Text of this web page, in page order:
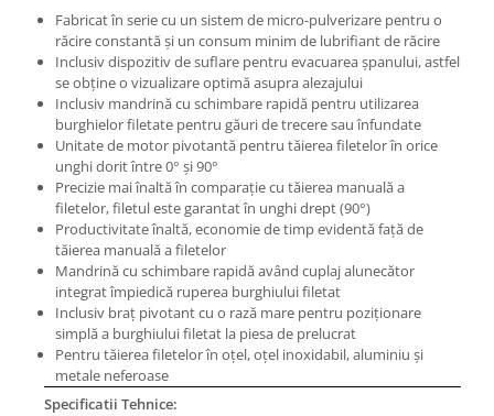
Masini de gaurit cu talpa
magnetica
Instalatii de spalare a pieselor
Accesorii prelucrare metal
Universale de strung si accesorii
pentru strunguri
Falci pentru 3 bacuri PS3/ PO3
Falci pentru 4 bacuri PS4/ PO4
Flanșă
Fălcile pentru 3-bacuri DK11
Fălcile pentru 4-bacuri DK12
Mandrine independente
Mandrină cu 3 fălci din fontă
Mandrină cu 3 fălci din otel
Fabricat în serie cu un sistem de micro-pulverizare pentru o
răcire constantă şi un consum minim de lubrifiant de răcire
Inclusiv dispozitiv de suflare pentru evacuarea şpanului, astfel
se obţine o vizualizare optimă asupra alezajului
Inclusiv mandrină cu schimbare rapidă pentru utilizarea
burghielor filetate pentru găuri de trecere sau înfundate
Unitate de motor pivotantă pentru tăierea filetelor în orice
unghi dorit între 0° şi 90°
Precizie mai înaltă în comparaţie cu tăierea manuală a
filetelor, filetul este garantat în unghi drept (90°)
Productivitate înaltă, economie de timp evidentă faţă de
tăierea manuală a filetelor
Mandrină cu schimbare rapidă având cuplaj alunecător
integrat împiedică ruperea burghiului filetat
Inclusiv braţ pivotant cu o rază mare pentru poziţionare
simplă a burghiului filetat la piesa de prelucrat
Pentru tăierea filetelor în oţel, oţel inoxidabil, aluminiu şi
metale neferoase
Specificatii Tehnice: